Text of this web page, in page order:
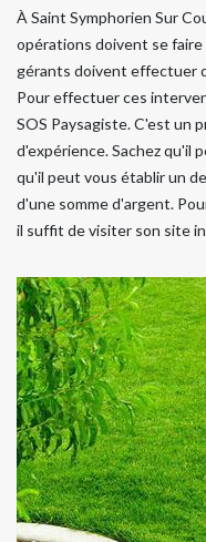
À Saint Symphorien Sur
opérations doivent se faire
gérants doivent effectuer
Pour effectuer ces
SOS Paysagiste. C'est un
d'expérience. Sachez qu'il
qu'il peut vous établir un
d'une somme d'argent.
il suffit de visiter son site